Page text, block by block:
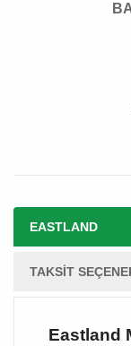
EASTLAND
TAKSIT
Eastland